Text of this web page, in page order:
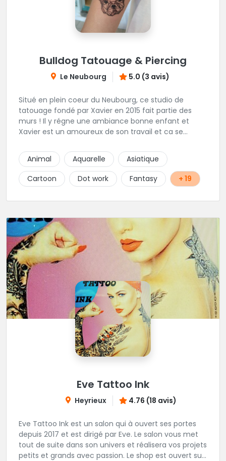
Bulldog Tatouage & Piercing
Le Neubourg 5.0 (3 avis)
Situé en plein coeur du Neubourg, ce studio de
tatouage fondé par Xavier en 2015 fait partie des
murs ! Il y régne une ambiance bonne enfant et
Xavier est un amoureux de son travail et ca se
Animal
Aquarelle
Asiatique
Cartoon
Dot work Fantasy + 19
Eve Tattoo Ink
Heyrieux 4.76 (18 avis)
Eve Tattoo Ink est un salon qui à ouvert ses portes
depuis 2017 et est dirigé par Eve. Le salon vous met
tout de suite dans son univers et réalisera vos projets
petits et grands avec passion. Le shop est ouvert sur